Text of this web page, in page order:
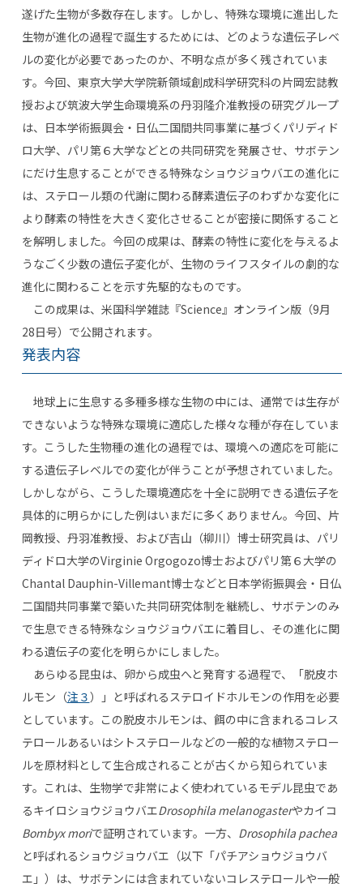
遂げた生物が多数存在します。しかし、特殊な環境に進出した
生物が進化の過程で誕生するためには、どのような遺伝子レベ
ルの変化が必要であったのか、不明な点が多く残されていま
す。今回、東京大学大学院新領域創成科学研究科の片岡宏誌教
授および筑波大学生命環境系の丹羽隆介准教授の研究グループ
は、日本学術振興会・日仏二国間共同事業に基づくパリディド
ロ大学、パリ第６大学などとの共同研究を発展させ、サボテン
にだけ生息することができる特殊なショウジョウバエの進化に
は、ステロール類の代謝に関わる酵素遺伝子のわずかな変化に
より酵素の特性を大きく変化させることが密接に関係すること
を解明しました。今回の成果は、酵素の特性に変化を与えるよ
うなごく少数の遺伝子変化が、生物のライフスタイルの劇的な
進化に関わることを示す先駆的なものです。
この成果は、米国科学雑誌『Science』オンライン版（9月
28日号）で公開されます。
発表内容
地球上に生息する多種多様な生物の中には、通常では生存が
できないような特殊な環境に適応した様々な種が存在していま
す。こうした生物種の進化の過程では、環境への適応を可能に
する遺伝子レベルでの変化が伴うことが予想されていました。
しかしながら、こうした環境適応を十全に説明できる遺伝子を
具体的に明らかにした例はいまだに多くありません。今回、片
岡教授、丹羽准教授、および吉山（柳川）博士研究員は、パリ
ディドロ大学のVirginie Orgogozo博士およびパリ第６大学の
Chantal Dauphin-Villemant博士などと日本学術振興会・日仏
二国間共同事業で築いた共同研究体制を継続し、サボテンのみ
で生息できる特殊なショウジョウバエに着目し、その進化に関
わる遺伝子の変化を明らかにしました。
あらゆる昆虫は、卵から成虫へと発育する過程で、「脱皮ホ
ルモン（注３）」と呼ばれるステロイドホルモンの作用を必要
としています。この脱皮ホルモンは、餌の中に含まれるコレス
テロールあるいはシトステロールなどの一般的な植物ステロー
ルを原材料として生合成されることが古くから知られていま
す。これは、生物学で非常によく使われているモデル昆虫であ
るキイロショウジョウバエDrosophila melanogasterやカイコ
Bombyx moriで証明されています。一方、 Drosophila pachea
と呼ばれるショウジョウバエ（以下「パチアショウジョウバ
エ」）は、サボテンには含まれていないコレステロールや一般